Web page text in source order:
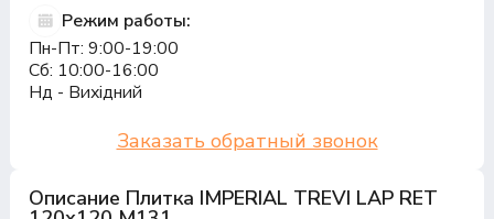
Описание Плитка IMPERIAL TREVI LAP RET
Режим работы:
Пн-Пт: 9:00-19:00
Сб: 10:00-16:00
Нд - Вихідний
Заказать обратный звонок